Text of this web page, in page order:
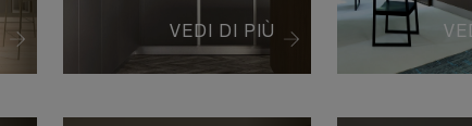
VEDI DI PIÙ